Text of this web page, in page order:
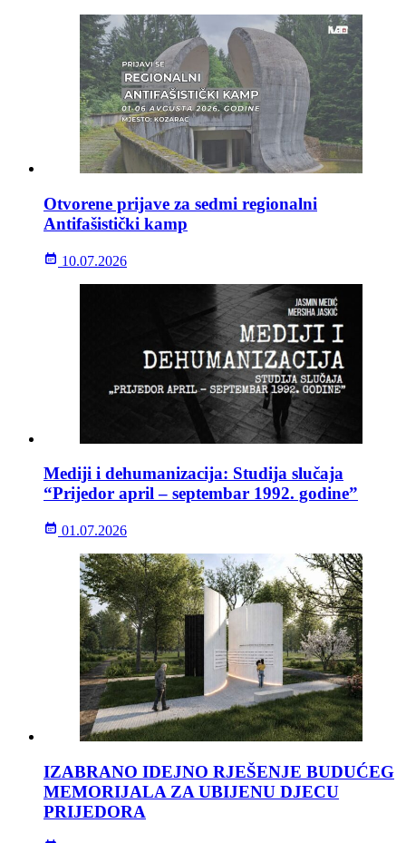
Otvorene prijave za sedmi regionalni
Antifašistički kamp
10.07.2026
Mediji i dehumanizacija: Studija slučaja
“Prijedor april – septembar 1992. godine”
01.07.2026
IZABRANO IDEJNO RJEŠENJE BUDUĆEG
MEMORIJALA ZA UBIJENU DJECU
PRIJEDORA